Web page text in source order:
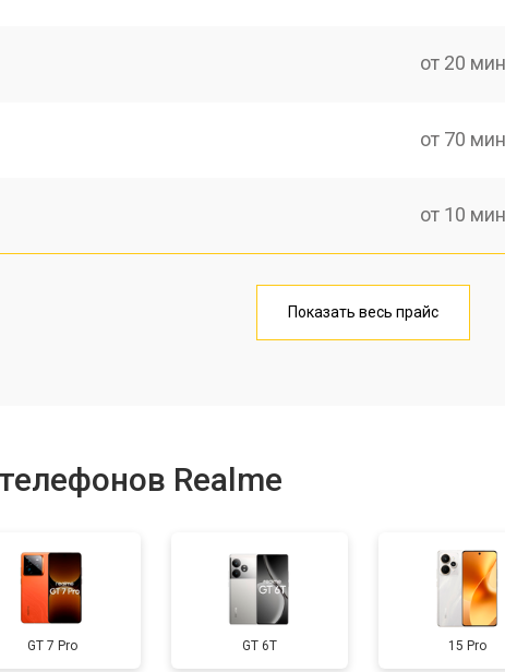
от 20 мин
от 70 мин
от 10 мин
от 40 мин
от 30 мин
от 30
Показать весь прайс
Realme
GT 7 Pro GT 6T 15 Pro